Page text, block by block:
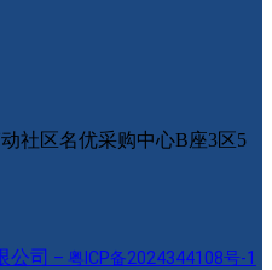
社区名优采购中心B座3区5
公司 – 粤ICP备2024344108号-1